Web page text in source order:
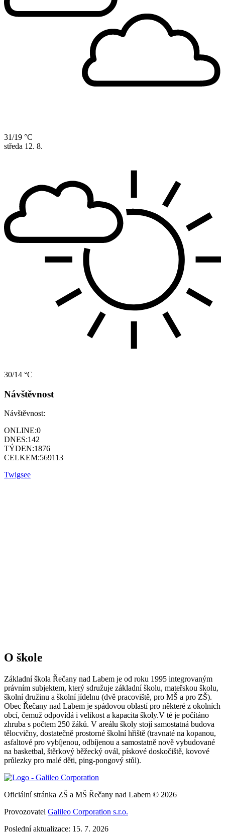
31/19 °C
středa 12. 8.
30/14 °C
Návštěvnost
Návštěvnost:
ONLINE:0
DNES:142
TÝDEN:1876
CELKEM:569113
Twigsee
O škole
Základní škola Řečany nad Labem je od roku 1995 integrovaným
právním subjektem, který sdružuje základní školu, mateřskou školu,
školní družinu a školní jídelnu (dvě pracoviště, pro MŠ a pro ZŠ).
Obec Řečany nad Labem je spádovou oblastí pro některé z okolních
obcí, čemuž odpovídá i velikost a kapacita školy.V té je počítáno
zhruba s počtem 250 žáků. V areálu školy stojí samostatná budova
tělocvičny, dostatečně prostorné školní hřiště (travnaté na kopanou,
asfaltové pro vybíjenou, odbíjenou a samostatně nově vybudované
na basketbal, štěrkový běžecký ovál, pískové doskočiště, kovové
průlezky pro malé děti, ping-pongový stůl).
Oficiální stránka ZŠ a MŠ Řečany nad Labem © 2026
Provozovatel Galileo Corporation s.r.o.
Poslední aktualizace: 15. 7. 2026